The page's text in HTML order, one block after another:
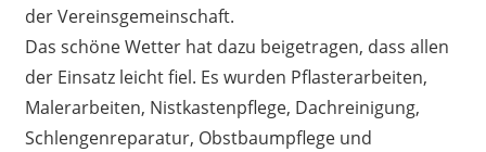
der Vereinsgemeinschaft.
Das schöne Wetter hat dazu beigetragen, dass allen
der Einsatz leicht fiel. Es wurden Pflasterarbeiten,
Malerarbeiten, Nistkastenpflege, Dachreinigung,
Schlengenreparatur, Obstbaumpflege und